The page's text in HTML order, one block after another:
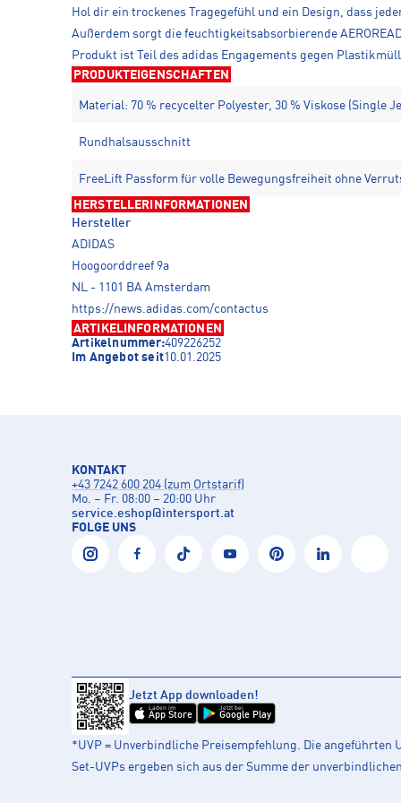
Hol dir ein trockenes Tragegefühl und ein Design, dass
Außerdem sorgt die feuchtigkeitsabsorbierende
Produkt ist Teil des adidas Engagements gegen
PRODUKTEIGENSCHAFTEN
Material: 70 % recycelter Polyester, 30 % Viskose (Single
Rundhalsausschnitt
FreeLift Passform für volle Bewegungsfreiheit ohne
HERSTELLERINFORMATIONEN
Hersteller
ADIDAS
Hoogoorddreef 9a
NL - 1101 BA Amsterdam
https://news.adidas.com/contactus
ARTIKELINFORMATIONEN
Artikelnummer:409226252
Im Angebot seit10.01.2025
KONTAKT
+43 7242 600 204 (zum Ortstarif)
Mo. – Fr. 08:00 – 20:00 Uhr
service.eshop@intersport.at
FOLGE UNS
Jetzt App downloaden!
Laden im
App Store
Jetzt bei
Google Play
*UVP = Unverbindliche Preisempfehlung. Die
Set-UVPs ergeben sich aus der Summe der